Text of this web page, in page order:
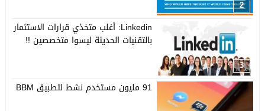
2
3
Linkedin: أغلب متخذي قرارات الاستثمار
بالتقنيات الحديثة ليسوا متخصصين !!
91 مليون مستخدم نشط لتطبيق BBM